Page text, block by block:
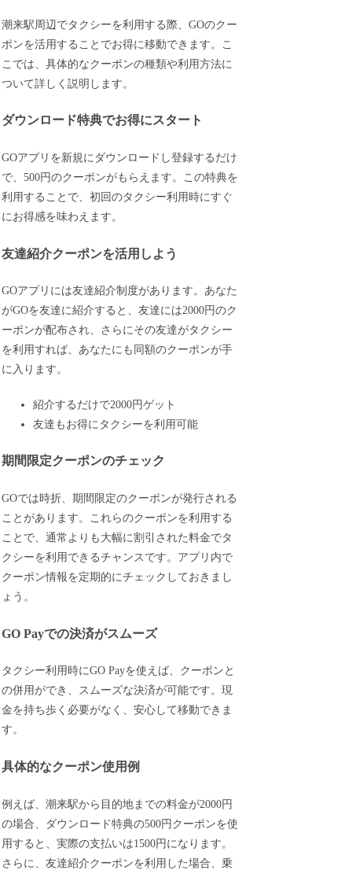
潮来駅周辺でタクシーを利用する際、GOのクー
ポンを活用することでお得に移動できます。こ
こでは、具体的なクーポンの種類や利用方法に
ついて詳しく説明します。
ダウンロード特典でお得にスタート
GOアプリを新規にダウンロードし登録するだけ
で、500円のクーポンがもらえます。この特典を
利用することで、初回のタクシー利用時にすぐ
にお得感を味わえます。
友達紹介クーポンを活用しよう
GOアプリには友達紹介制度があります。あなた
がGOを友達に紹介すると、友達には2000円のク
ーポンが配布され、さらにその友達がタクシー
を利用すれば、あなたにも同額のクーポンが手
に入ります。
紹介するだけで2000円ゲット
友達もお得にタクシーを利用可能
期間限定クーポンのチェック
GOでは時折、期間限定のクーポンが発行される
ことがあります。これらのクーポンを利用する
ことで、通常よりも大幅に割引された料金でタ
クシーを利用できるチャンスです。アプリ内で
クーポン情報を定期的にチェックしておきまし
ょう。
GO Payでの決済がスムーズ
タクシー利用時にGO Payを使えば、クーポンと
の併用ができ、スムーズな決済が可能です。現
金を持ち歩く必要がなく、安心して移動できま
す。
具体的なクーポン使用例
例えば、潮来駅から目的地までの料金が2000円
の場合、ダウンロード特典の500円クーポンを使
用すると、実際の支払いは1500円になります。
さらに、友達紹介クーポンを利用した場合、乗